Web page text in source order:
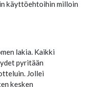
käyttöehtoihin milloin
lakia. Kaikki
pyritään
Jollei
kesken